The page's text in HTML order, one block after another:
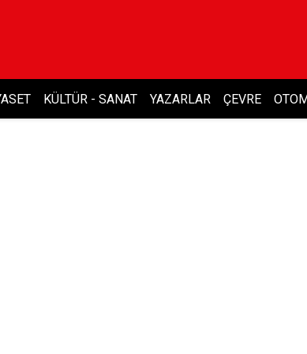
KÜLTÜR - SANAT YAZARLAR ÇEVRE